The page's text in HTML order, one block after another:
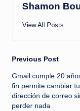
Shamon
View All Posts
Post
Previous Post
Gmail cumple 20
fin permite cambiar tu
dirección de correo
perder nada